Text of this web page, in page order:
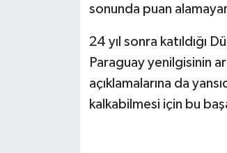
sonunda puan
24 yıl sonra katıldığı
Paraguay yenilgisinin
açıklamalarına da
kalkabilmesi için bu